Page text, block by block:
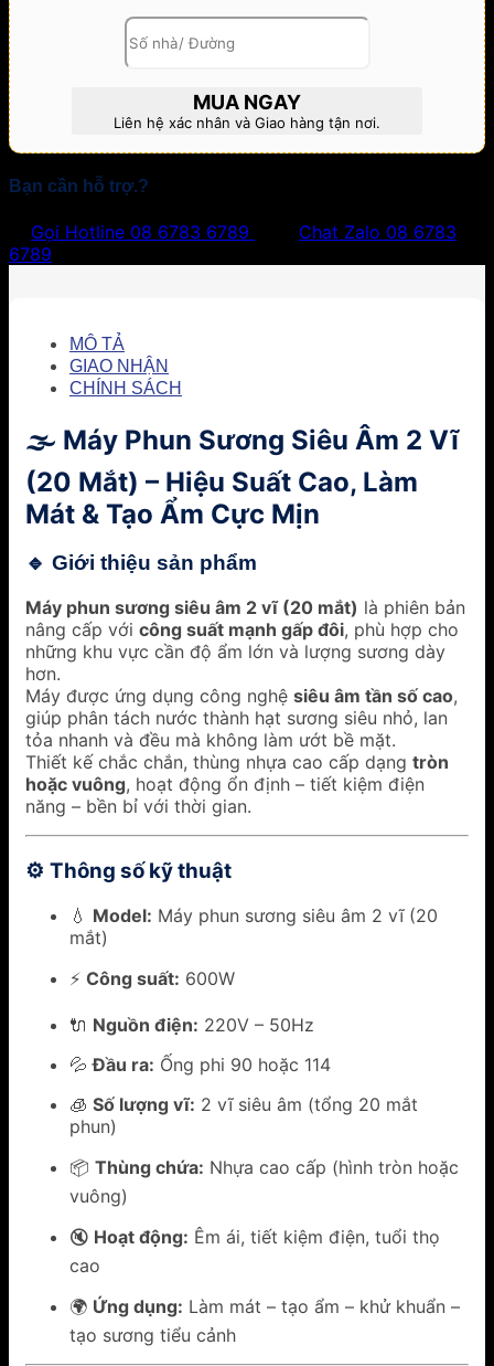
MUA NGAY
Liên hệ xác nhân và Giao hàng tận nơi.
Bạn cần hỗ trợ.?
Gọi Hotline 08 6783 6789 Chat Zalo 08 6783
6789
MÔ TẢ
GIAO NHẬN
CHÍNH SÁCH
🌫️ Máy Phun Sương Siêu Âm 2 Vĩ
(20 Mắt) – Hiệu Suất Cao, Làm
Mát & Tạo Ẩm Cực Mịn
🔹 Giới thiệu sản phẩm
Máy phun sương siêu âm 2 vĩ (20 mắt) là phiên bản
nâng cấp với công suất mạnh gấp đôi, phù hợp cho
những khu vực cần độ ẩm lớn và lượng sương dày
hơn.
Máy được ứng dụng công nghệ siêu âm tần số cao,
giúp phân tách nước thành hạt sương siêu nhỏ, lan
tỏa nhanh và đều mà không làm ướt bề mặt.
Thiết kế chắc chắn, thùng nhựa cao cấp dạng tròn
hoặc vuông, hoạt động ổn định – tiết kiệm điện
năng – bền bỉ với thời gian.
⚙️ Thông số kỹ thuật
💧 Model: Máy phun sương siêu âm 2 vĩ (20
mắt)
⚡ Công suất: 600W
🔌 Nguồn điện: 220V – 50Hz
💦Đầu ra: Ống phi 90 hoặc 114
🧊 Số lượng vĩ: 2 vĩ siêu âm (tổng 20 mắt
phun)
📦 Thùng chứa: Nhựa cao cấp (hình tròn hoặc
vuông)
🔇 Hoạt động: Êm ái, tiết kiệm điện, tuổi thọ
cao
🌍 Ứng dụng: Làm mát – tạo ẩm – khử khuẩn –
tạo sương tiểu cảnh